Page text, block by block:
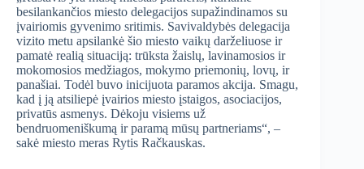
besilankančios miesto delegacijos supažindinamos su
įvairiomis gyvenimo sritimis. Savivaldybės delegacija
vizito metu apsilankė šio miesto vaikų darželiuose ir
pamatė realią situaciją: trūksta žaislų, lavinamosios ir
mokomosios medžiagos, mokymo priemonių, lovų, ir
panašiai. Todėl buvo inicijuota paramos akcija. Smagu,
kad į ją atsiliepė įvairios miesto įstaigos, asociacijos,
privatūs asmenys. Dėkoju visiems už
bendruomeniškumą ir paramą mūsų partneriams“, –
sakė miesto meras Rytis Račkauskas.